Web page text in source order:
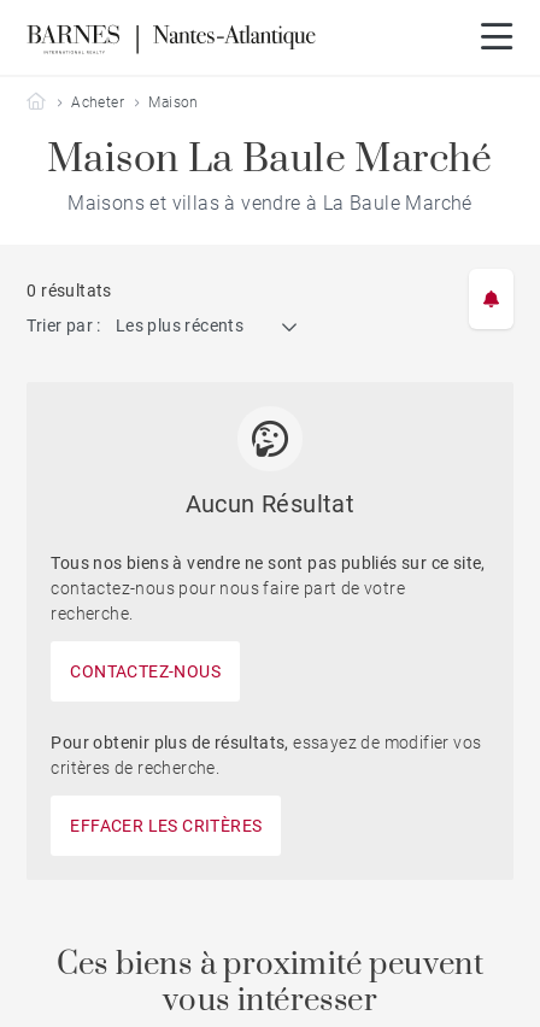
Barnes Nantes-Atlantique
Acheter Maison
Maison La Baule Marché
Maisons et villas à vendre à La Baule Marché
0 résultats
Trier par :
Les plus récents
Aucun Résultat
Tous nos biens à vendre ne sont pas publiés sur ce site,
contactez-nous pour nous faire part de votre
recherche.
CONTACTEZ-NOUS
Pour obtenir plus de résultats,essayez de modifier vos
critères de recherche.
EFFACER LES CRITÈRES
Ces biens à proximité peuvent
vous intéresser